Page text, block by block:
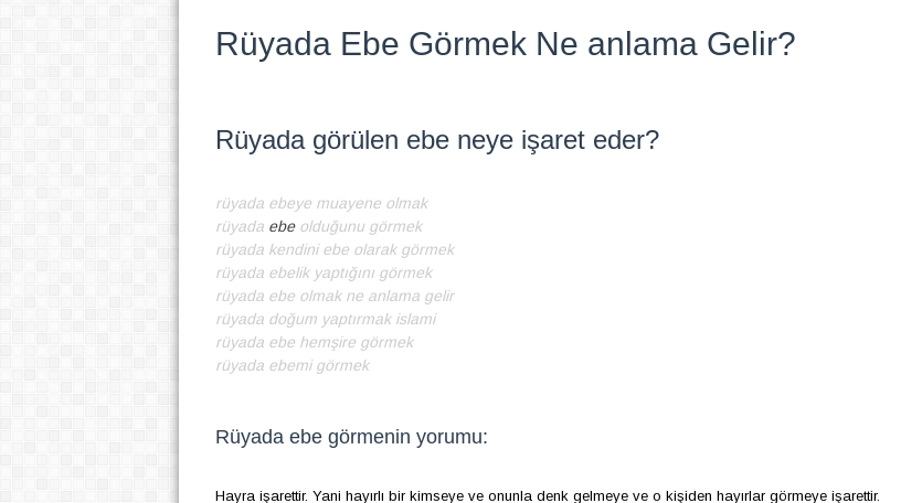
Rüyada Ebe Görmek Ne anlama Gelir?
Rüyada görülen ebe neye işaret eder?
rüyada ebeye muayene olmak
rüyada ebeolduğunu görmek
rüyada kendini ebe olarak görmek
rüyada ebelik yaptığını görmek
rüyada ebe olmak ne anlama gelir
rüyada doğum yaptırmak islami
rüyada ebe hemşire görmek
rüyada ebemi görmek
Rüyada ebe görmenin yorumu:
Hayra işarettir. Yani hayırlı bir kimseye ve onunla denk gelmeye ve o kişiden hayırlar görmeye işarettir.